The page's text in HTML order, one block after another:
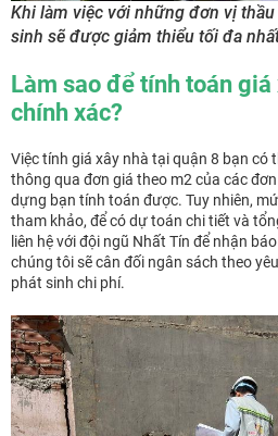
Khi làm việc với những đơn vị
sinh sẽ được giảm thiểu tối đa
Làm sao để tính toán giá
chính xác?
Việc tính giá xây nhà tại quận 8 bạn
thông qua đơn giá theo m2 của các
dựng bạn tính toán được. Tuy nhiên,
tham khảo, để có dự toán chi tiết và
liên hệ với đội ngũ Nhất Tín để nhận
chúng tôi sẽ cân đối ngân sách theo
phát sinh chi phí.